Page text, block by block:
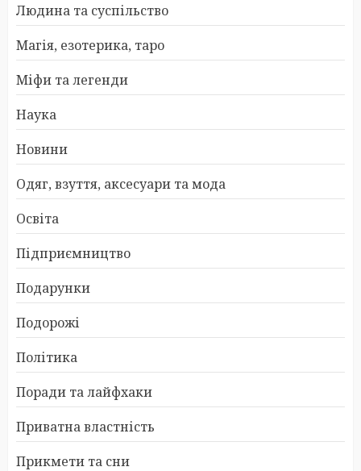
Людина та суспільство
Магія, езотерика, таро
Міфи та легенди
Наука
Новини
Одяг, взуття, аксесуари та мода
Освіта
Підприємництво
Подарунки
Подорожі
Політика
Поради та лайфхаки
Приватна властність
Прикмети та сни